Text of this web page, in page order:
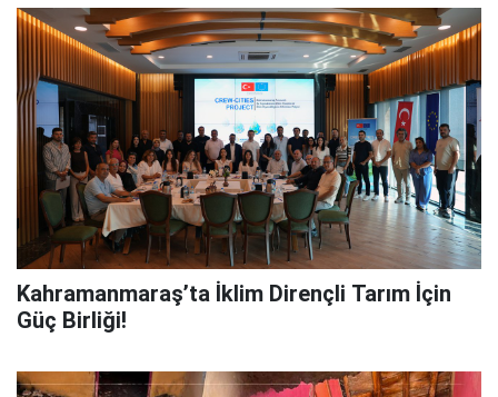
Kahramanmaraş’ta İklim Dirençli Tarım İçin
Güç Birliği!